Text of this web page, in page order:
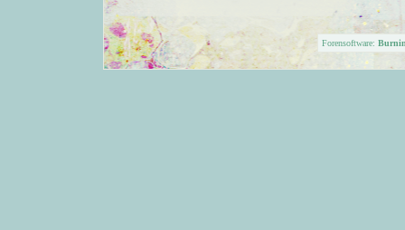
Forensoftware: